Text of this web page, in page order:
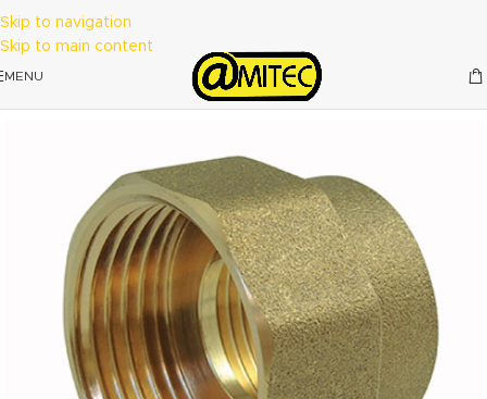
Skip to navigation
Skip to main content
MENU